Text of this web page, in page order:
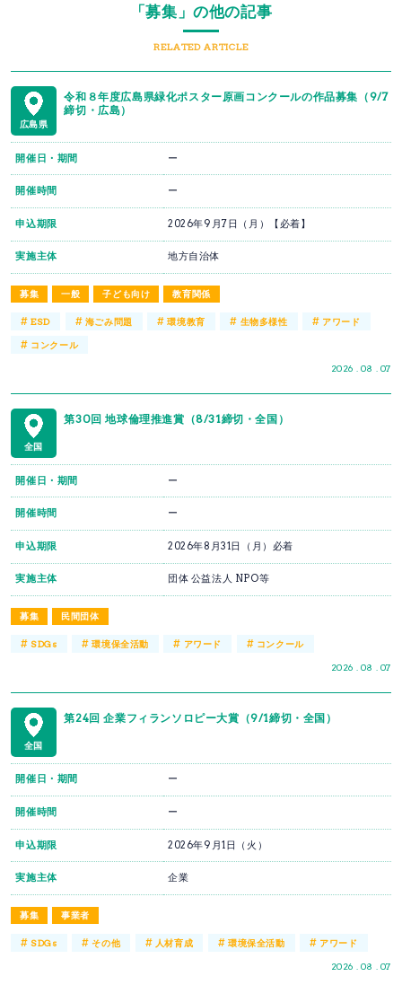
「募集」の他の記事
RELATED ARTICLE
広島県
令和８年度広島県緑化ポスター原画コンクールの作品募集（9/7
締切・広島）
募集 一般 子ども向け 教育関係
2026 . 08 . 07
開催日・期間 ー
開催時間 ー
申込期限 2026年9月7日（月）【必着】
実施主体 地方自治体
#ESD # 海ごみ問題 #環境教育 # 生物多様性 # アワード
# コンクール
全国
第30回 地球倫理推進賞（8/31締切・全国）
募集 民間団体
2026 . 08 . 07
開催日・期間 ー
開催時間 ー
申込期限 2026年8月31日（月）必着
実施主体 団体 公益法人 NPO等
#SDGs #環境保全活動 # アワード # コンクール
全国
第24回 企業フィランソロピー大賞（9/1締切・全国）
募集 事業者
2026 . 08 . 07
開催日・期間 ー
開催時間 ー
申込期限 2026年9月1日（火）
実施主体 企業
#SDGs #その他 # 人材育成 # 環境保全活動 # アワード